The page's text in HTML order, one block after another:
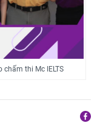
chấm thi Mc IELTS